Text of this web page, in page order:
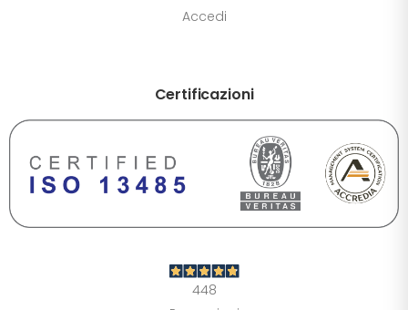
Accedi
Certificazioni
448
DIMENSIONE TESTO
Chiaro